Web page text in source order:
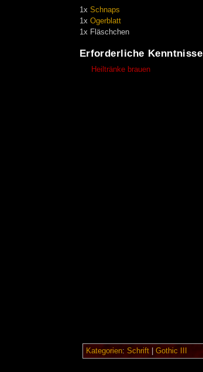
1x Schnaps
1x Ogerblatt
1x Fläschchen
Erforderliche Kenntnisse
Heiltränke brauen
Kategorien: Schrift| Gothic III